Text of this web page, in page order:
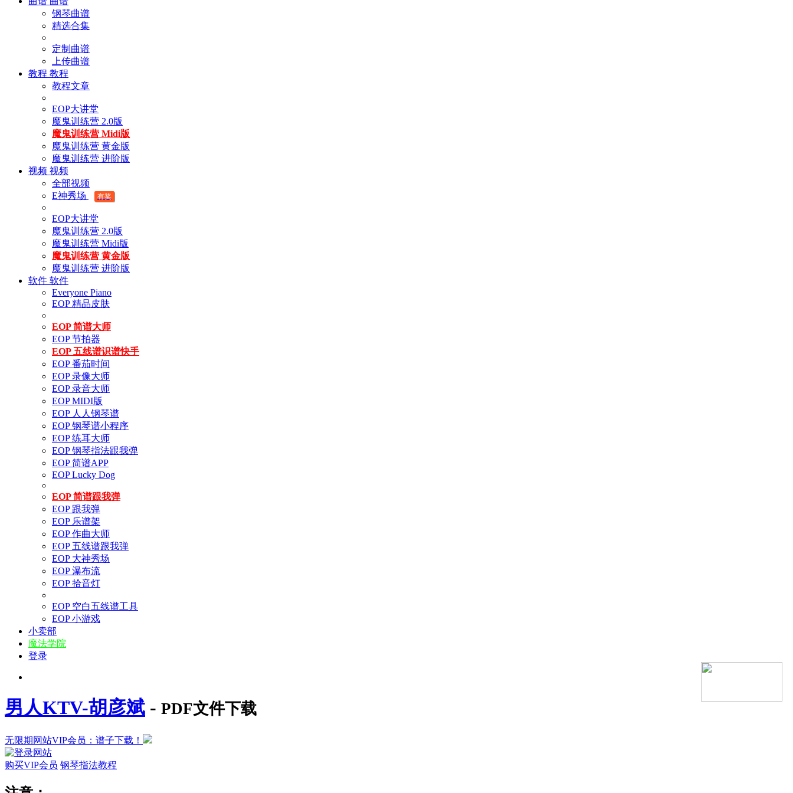
钢琴曲谱
精选合集
定制曲谱
上传曲谱
教程 教程
教程文章
EOP大讲堂
魔鬼训练营 2.0版
魔鬼训练营 Midi版
魔鬼训练营 黄金版
魔鬼训练营 进阶版
视频 视频
全部视频
E神秀场
有奖
EOP大讲堂
魔鬼训练营 2.0版
魔鬼训练营 Midi版
魔鬼训练营 黄金版
魔鬼训练营 进阶版
软件 软件
Everyone Piano
EOP 精品皮肤
EOP 简谱大师
EOP 节拍器
EOP 五线谱识谱快手
EOP 番茄时间
EOP 录像大师
EOP 录音大师
EOP MIDI版
EOP 人人钢琴谱
EOP 钢琴谱小程序
EOP 练耳大师
EOP 钢琴指法跟我弹
EOP 简谱APP
EOP Lucky Dog
EOP 简谱跟我弹
EOP 跟我弹
EOP 乐谱架
EOP 作曲大师
EOP 五线谱跟我弹
EOP 大神秀场
EOP 瀑布流
EOP 拾音灯
EOP 空白五线谱工具
EOP 小游戏
小卖部
魔法学院
登录
男人KTV-胡彦斌 - PDF文件下载
无限期网站VIP会员：谱子下载！
购买VIP会员 钢琴指法教程